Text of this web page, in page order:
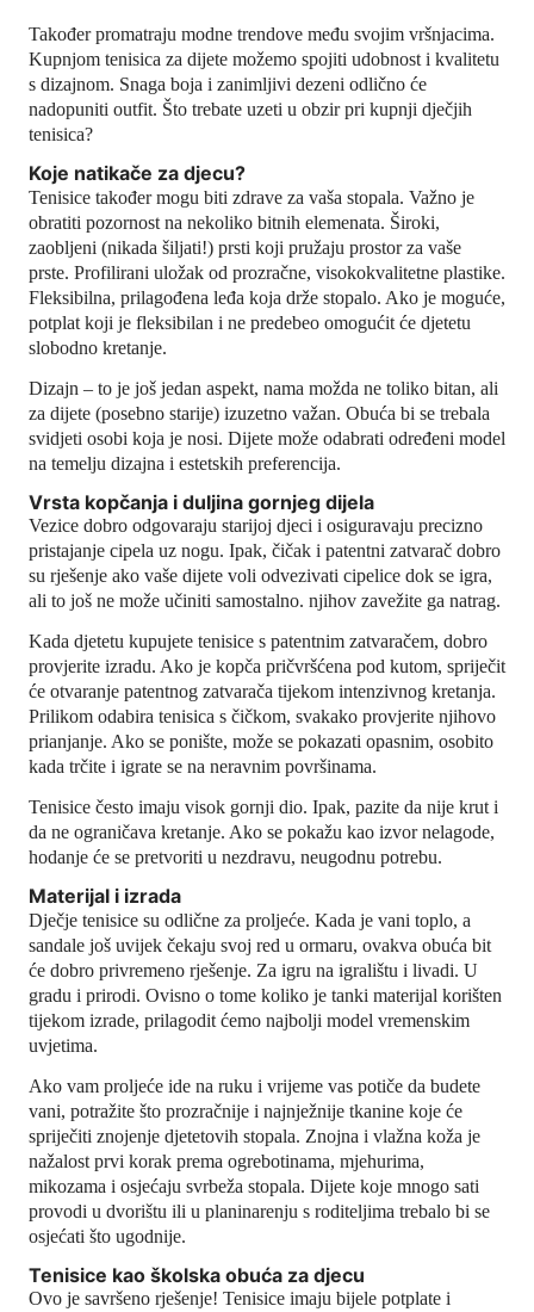
Također promatraju modne trendove među svojim vršnjacima.
Kupnjom tenisica za dijete možemo spojiti udobnost i kvalitetu
s dizajnom. Snaga boja i zanimljivi dezeni odlično će
nadopuniti outfit. Što trebate uzeti u obzir pri kupnji dječjih
tenisica?
Koje natikače za djecu?
Tenisice također mogu biti zdrave za vaša stopala. Važno je
obratiti pozornost na nekoliko bitnih elemenata. Široki,
zaobljeni (nikada šiljati!) prsti koji pružaju prostor za vaše
prste. Profilirani uložak od prozračne, visokokvalitetne plastike.
Fleksibilna, prilagođena leđa koja drže stopalo. Ako je moguće,
potplat koji je fleksibilan i ne predebeo omogućit će djetetu
slobodno kretanje.
Dizajn – to je još jedan aspekt, nama možda ne toliko bitan, ali
za dijete (posebno starije) izuzetno važan. Obuća bi se trebala
svidjeti osobi koja je nosi. Dijete može odabrati određeni model
na temelju dizajna i estetskih preferencija.
Vrsta kopčanja i duljina gornjeg dijela
Vezice dobro odgovaraju starijoj djeci i osiguravaju precizno
pristajanje cipela uz nogu. Ipak, čičak i patentni zatvarač dobro
su rješenje ako vaše dijete voli odvezivati ​​cipelice dok se igra,
ali to još ne može učiniti samostalno. njihov zavežite ga natrag.
Kada djetetu kupujete tenisice s patentnim zatvaračem, dobro
provjerite izradu. Ako je kopča pričvršćena pod kutom, spriječit
će otvaranje patentnog zatvarača tijekom intenzivnog kretanja.
Prilikom odabira tenisica s čičkom, svakako provjerite njihovo
prianjanje. Ako se ponište, može se pokazati opasnim, osobito
kada trčite i igrate se na neravnim površinama.
Tenisice često imaju visok gornji dio. Ipak, pazite da nije krut i
da ne ograničava kretanje. Ako se pokažu kao izvor nelagode,
hodanje će se pretvoriti u nezdravu, neugodnu potrebu.
Materijal i izrada
Dječje tenisice su odlične za proljeće. Kada je vani toplo, a
sandale još uvijek čekaju svoj red u ormaru, ovakva obuća bit
će dobro privremeno rješenje. Za igru ​​na igralištu i livadi. U
gradu i prirodi. Ovisno o tome koliko je tanki materijal korišten
tijekom izrade, prilagodit ćemo najbolji model vremenskim
uvjetima.
Ako vam proljeće ide na ruku i vrijeme vas potiče da budete
vani, potražite što prozračnije i najnježnije tkanine koje će
spriječiti znojenje djetetovih stopala. Znojna i vlažna koža je
nažalost prvi korak prema ogrebotinama, mjehurima,
mikozama i osjećaju svrbeža stopala. Dijete koje mnogo sati
provodi u dvorištu ili u planinarenju s roditeljima trebalo bi se
osjećati što ugodnije.
Tenisice kao školska obuća za djecu
Ovo je savršeno rješenje! Tenisice imaju bijele potplate i